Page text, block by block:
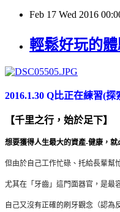
Feb 17 Wed 2016
輕鬆好玩的
2016.1.30 Q比正在練習(
【千里之行，始於足下】
想要獲得人生最大的資產-健康，
但由於自己工作忙碌、 托給長輩幫
尤其在「牙齒」這門面器官，是最
自己又沒有正確的刷牙觀念（認為